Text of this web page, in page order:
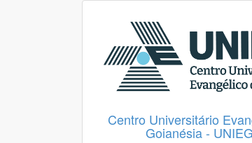
Centro Universitário
Goianésia -